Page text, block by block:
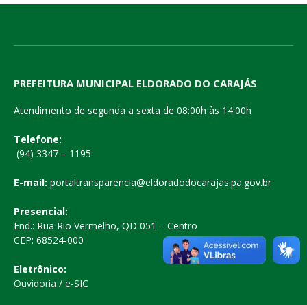
PREFEITURA MUNICIPAL ELDORADO DO CARAJÁS
Atendimento de segunda a sexta de 08:00h às 14:00h
Telefone:
(94) 3347 – 1195
E-mail: portaltransparencia@eldoradodocarajas.pa.gov.br
Presencial:
End.: Rua Rio Vermelho, QD 051 – Centro
CEP: 68524-000
Eletrônico:
Ouvidoria / e-SIC